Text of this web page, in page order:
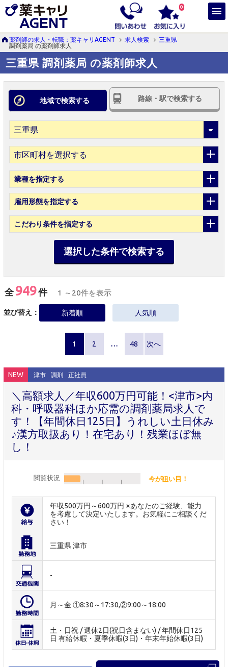
0
薬剤師の求人・転職：薬キャリAGENT 求人検索
三重県
調剤薬局 の薬剤師求人
三重県 調剤薬局 の薬剤師求人
地域で検索する 路線・駅で検索する
市区町村を選択する
業種を指定する
雇用形態を指定する
こだわり条件を指定する
選択した条件で検索する
全949件 1 ～20件を表示
並び替え： 新着順 人気順
1 2 … 48 次へ
NEW 津市 調剤 正社員
＼高額求人／年収600万円可能！<津市>内
科・呼吸器科ほか応需の調剤薬局求人で
す！【年間休日125日】うれしい土日休み
♪漢方取扱あり！在宅あり！残業ほぼ無
し！
閲覧状況 今が狙い目！
年収500万円～600万円 ※あなたのご経験、能力
を考慮して決定いたします。お気軽にご相談くだ
さい！
三重県 津市
-
月～金 ①8:30～17:30,②9:00～18:00
土・日祝 / 週休2日(祝日含まない) / 年間休日125
日 有給休暇・夏季休暇(3日)・年末年始休暇(3日)